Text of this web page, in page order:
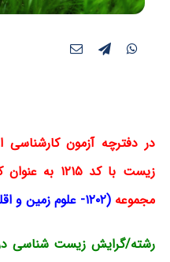
زیست با کد
مجموعه(۱۲۰۲- علوم زمین و اقلیم
رشته/گرایش زیست شناسی